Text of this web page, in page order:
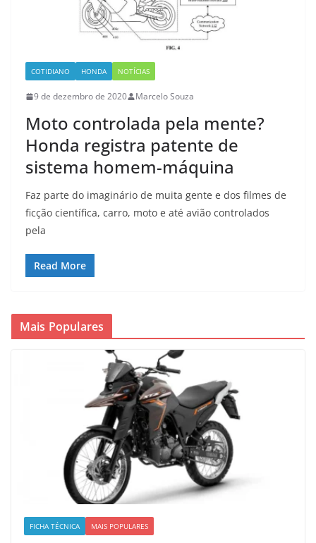
COTIDIANO HONDA NOTÍCIAS
9 de dezembro de 2020 Marcelo Souza
Moto controlada pela mente?
Honda registra patente de
sistema homem-máquina
Faz parte do imaginário de muita gente e dos filmes de
ficção científica, carro, moto e até avião controlados
pela
Read More
Mais Populares
FICHA TÉCNICA MAIS POPULARES